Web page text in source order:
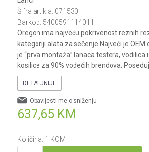
Šifra artikla: 071530
Barkod: 5400591114011
Oregon ima najveću pokrivenost reznih
kategoriji alata za sečenje.Najveći je OEM
je “prva montaža” lanaca testera, vodilica
kosilice za 90% vodećih brendova.
DETALJNIJE
637,65 KM
Obavijesti me o sniženju
Količina: 1 KOM